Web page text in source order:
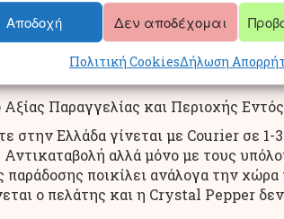
Αποδοχή Δεν αποδέχομαι
Πολιτική CookiesΔήλωση
των Τραπεζών
Λογαριασμό μας ή μέσω της
Παραγγελίας και Περιοχής
Ελλάδα γίνεται με Courier σε 1-
αλλά μόνο με τους
ποικίλει ανάλογα την
ο πελάτης και η Crystal Pepper